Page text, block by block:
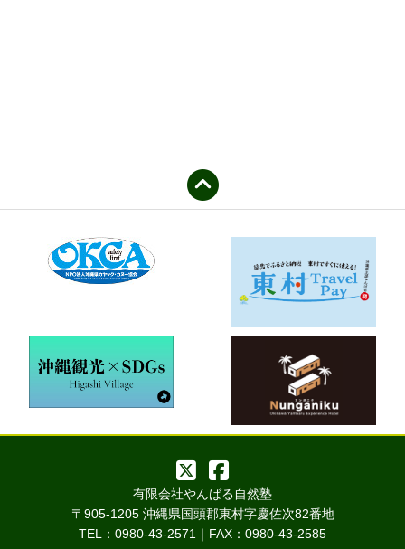
有限会社やんばる自然塾
〒905-1205 沖縄県国頭郡東村字慶佐次82番地
TEL：0980-43-2571｜FAX：0980-43-2585